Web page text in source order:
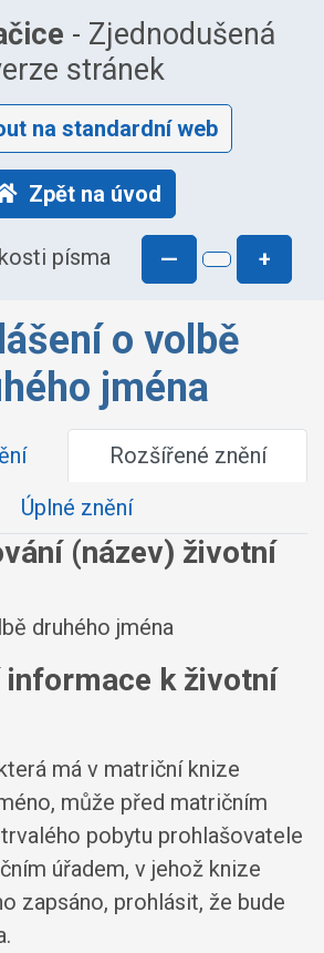
- Zjednodušená
stránek
na standardní web
Zpět na úvod
písma — +
o volbě
jména
Rozšířené znění
Úplné znění
(název) životní
druhého jména
informace k životní
má v matriční knize
může před matričním
pobytu prohlašovatele
úřadem, v jehož knize
zapsáno, prohlásit, že bude